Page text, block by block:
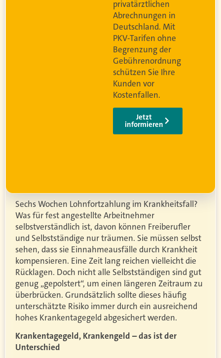
privatärztlichen
Abrechnungen in
Deutschland. Mit
PKV-Tarifen ohne
Begrenzung der
Gebührenordnung
schützen Sie Ihre
Kunden vor
Kostenfallen.
Jetzt
informieren
Sechs Wochen Lohnfortzahlung im Krankheitsfall?
Was für fest angestellte Arbeitnehmer
selbstverständlich ist, davon können Freiberufler
und Selbstständige nur träumen. Sie müssen selbst
sehen, dass sie Einnahmeausfälle durch Krankheit
kompensieren. Eine Zeit lang reichen vielleicht die
Rücklagen. Doch nicht alle Selbstständigen sind gut
genug „gepolstert“, um einen längeren Zeitraum zu
überbrücken. Grundsätzlich sollte dieses häufig
unterschätzte Risiko immer durch ein ausreichend
hohes Krankentagegeld abgesichert werden.
Krankentagegeld, Krankengeld – das ist der
Unterschied